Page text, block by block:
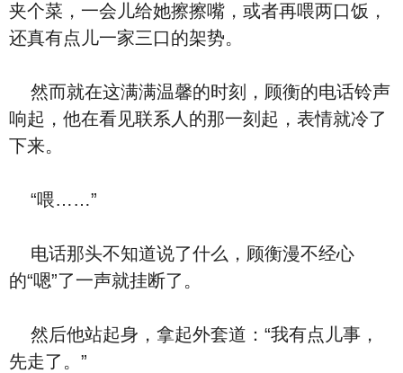
夹个菜，一会儿给她擦擦嘴，或者再喂两口饭，
还真有点儿一家三口的架势。
然而就在这满满温馨的时刻，顾衡的电话铃声
响起，他在看见联系人的那一刻起，表情就冷了
下来。
“喂……”
电话那头不知道说了什么，顾衡漫不经心
的“嗯”了一声就挂断了。
然后他站起身，拿起外套道：“我有点儿事，
先走了。”